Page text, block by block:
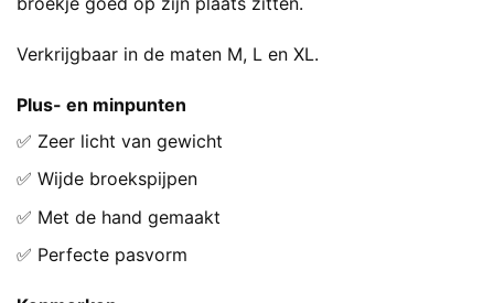
Verkrijgbaar in de maten M, L en XL.
Plus- en minpunten
✅ Zeer licht van gewicht
✅ Wijde broekspijpen
✅ Met de hand gemaakt
✅ Perfecte pasvorm